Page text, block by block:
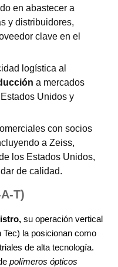
en abastecer a
y distribuidores,
clave en el
logística al
a mercados
Unidos y
con socios
a Zeiss,
los Estados Unidos,
de calidad.
T)
su operación vertical
la posicionan como
de alta tecnología.
polímeros ópticos